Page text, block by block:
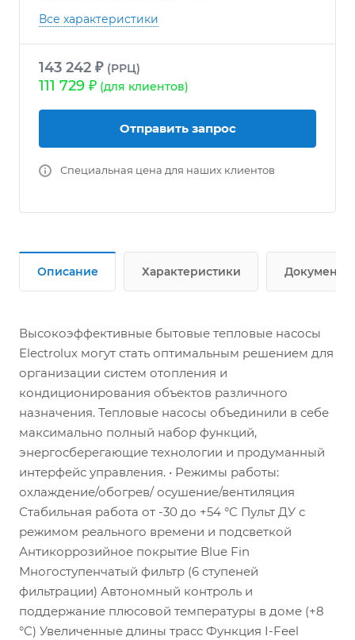
Все характеристики
143 242 ₽ (РРЦ)
111 729 ₽ (для клиентов)
Отправить запрос
Специальная цена для наших клиентов
Описание Характеристики Документы
Высокоэффективные бытовые тепловые насосы
Electrolux могут стать оптимальным решением для
организации систем отопления и
кондиционирования объектов различного
назначения. Тепловые насосы объединили в себе
максимально полный набор функций,
энергосберегающие технологии и продуманный
интерфейс управления. • Режимы работы:
охлаждение/обогрев/ осушение/вентиляция
Стабильная работа от -30 до +54 °C Пульт ДУ с
режимом реального времени и подсветкой
Антикоррозийное покрытие Blue Fin
Многоступенчатый фильтр (6 ступеней
фильтрации) Автономный контроль и
поддержание плюсовой температуры в доме (+8
°C) Увеличенные длины трасс Функция I-Feel